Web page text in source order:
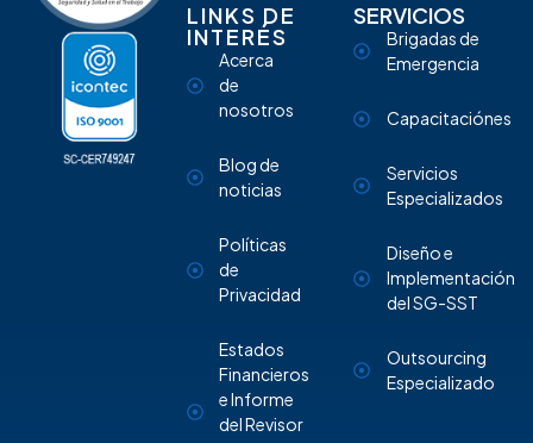
LINKS DE
INTERÉS
Acerca
de
nosotros
Blog de
noticias
Políticas
de
Privacidad
Estados
Financieros
e Informe
del Revisor
SERVICIOS
Brigadas de
Emergencia
Capacitaciónes
Servicios
Especializados
Diseño e
Implementación
del SG-SST
Outsourcing
Especializado